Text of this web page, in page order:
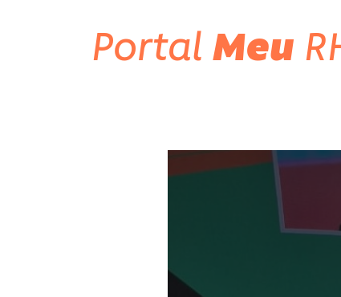
Portal Meu